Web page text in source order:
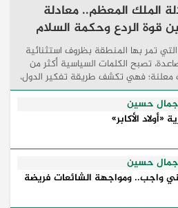
الملك المعظم.. معادلة
قوة الردع وحكمة السلام
تمر بها المنطقة بظروف استثنائية
تصبح الكلمات السياسية أكثر من
معلنة؛ فهي تكشف طريقة تفكير الدول،
للأزمات، والحدود التي تفصل بين القوة
جمال حسين
الأكابر»
جمال حسين
واجب.. ومواجهة الشائعات فريضة